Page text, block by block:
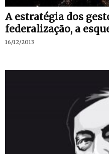
A estratégia dos
federalização, a
16/12/2013